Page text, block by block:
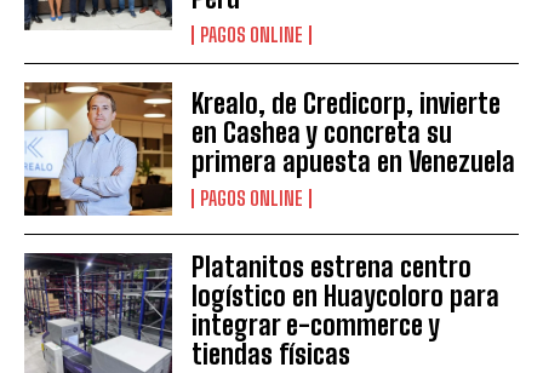
PAGOS ONLINE
Krealo, de Credicorp, invierte
en Cashea y concreta su
primera apuesta en Venezuela
PAGOS ONLINE
Platanitos estrena centro
logístico en Huaycoloro para
integrar e-commerce y
tiendas físicas